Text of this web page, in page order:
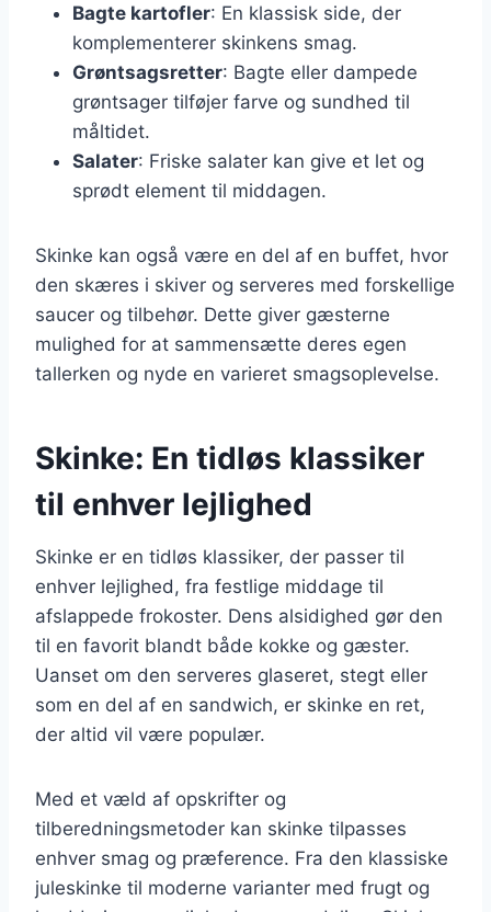
Bagte kartofler: En klassisk side, der
komplementerer skinkens smag.
Grøntsagsretter: Bagte eller dampede
grøntsager tilføjer farve og sundhed til
måltidet.
Salater: Friske salater kan give et let og
sprødt element til middagen.
Skinke kan også være en del af en buffet, hvor
den skæres i skiver og serveres med forskellige
saucer og tilbehør. Dette giver gæsterne
mulighed for at sammensætte deres egen
tallerken og nyde en varieret smagsoplevelse.
Skinke: En tidløs klassiker
til enhver lejlighed
Skinke er en tidløs klassiker, der passer til
enhver lejlighed, fra festlige middage til
afslappede frokoster. Dens alsidighed gør den
til en favorit blandt både kokke og gæster.
Uanset om den serveres glaseret, stegt eller
som en del af en sandwich, er skinke en ret,
der altid vil være populær.
Med et væld af opskrifter og
tilberedningsmetoder kan skinke tilpasses
enhver smag og præference. Fra den klassiske
juleskinke til moderne varianter med frugt og